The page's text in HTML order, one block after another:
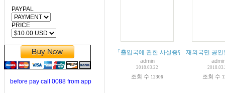
PAYPAL
PRICE
before pay call 0088 from app
「출입국에 관한 사실증명」발급 서비스
admin
2018.03.22
조회 수 12306
재외국민 공
조회 수